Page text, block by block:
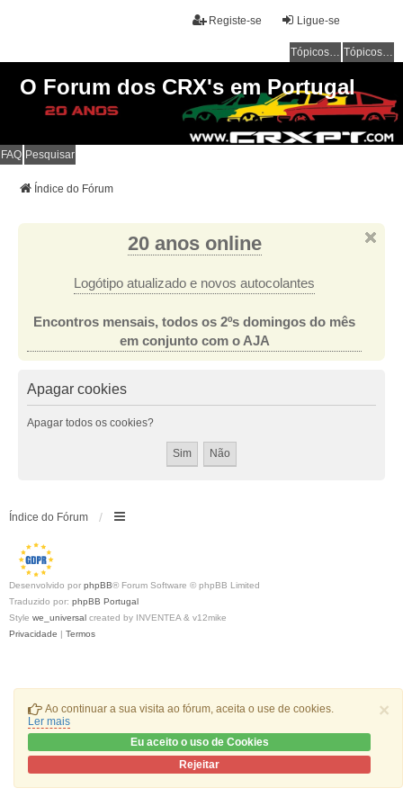
×
Ao continuar a sua visita ao fórum, aceita o use de cookies.
Ler mais
Eu aceito o uso de Cookies
Rejeitar
Ligue-se
Registe-se
Tópicos sem resposta Tópicos ativos
O Forum dos CRX's em Portugal
FAQ Pesquisar
Índice do Fórum
20 anos online
Logótipo atualizado e novos autocolantes
Encontros mensais, todos os 2ºs domingos do mês
em conjunto com o AJA
Apagar cookies
Apagar todos os cookies?
Índice do Fórum
Desenvolvido por phpBB® Forum Software © phpBB Limited
Traduzido por: phpBB Portugal
Style we_universal created by INVENTEA & v12mike
Privacidade | Termos